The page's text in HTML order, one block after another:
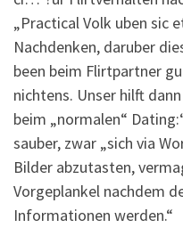
„Practical Volk uben sic
Nachdenken, daruber
been beim Flirtpartner
nichtens. Unser hilft
beim „normalen“
sauber, zwar „sich via
Bilder abzutasten,
Vorgeplankel nachdem
Informationen werden.“